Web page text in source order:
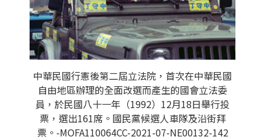
中華民國行憲後第二屆立法院，首次在中華民國
自由地區辦理的全面改選而產生的國會立法委
員，於民國八十一年（1992）12月18日舉行投
票，選出161席。國民黨候選人車隊及沿街拜
票。-MOFA110064CC-2021-07-NE00132-142